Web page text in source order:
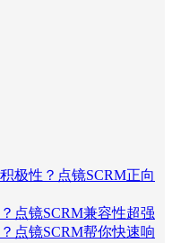
极性？点镜SCRM正向
点镜SCRM兼容性超强
点镜SCRM帮你快速响